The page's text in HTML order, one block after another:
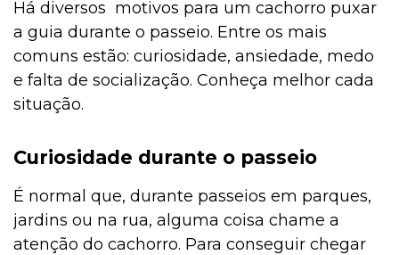
Há diversos motivos para um cachorro puxar
a guia durante o passeio. Entre os mais
comuns estão: curiosidade, ansiedade, medo
e falta de socialização. Conheça melhor cada
situação.
Curiosidade durante o passeio
É normal que, durante passeios em parques,
jardins ou na rua, alguma coisa chame a
atenção do cachorro. Para conseguir chegar